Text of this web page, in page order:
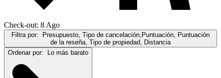
Check-out: 8 Ago
Filtra por: Presupuesto, Tipo de cancelación,Puntuación, Puntuación
de la reseña, Tipo de propiedad, Distancia
Ordenar por: Lo más barato